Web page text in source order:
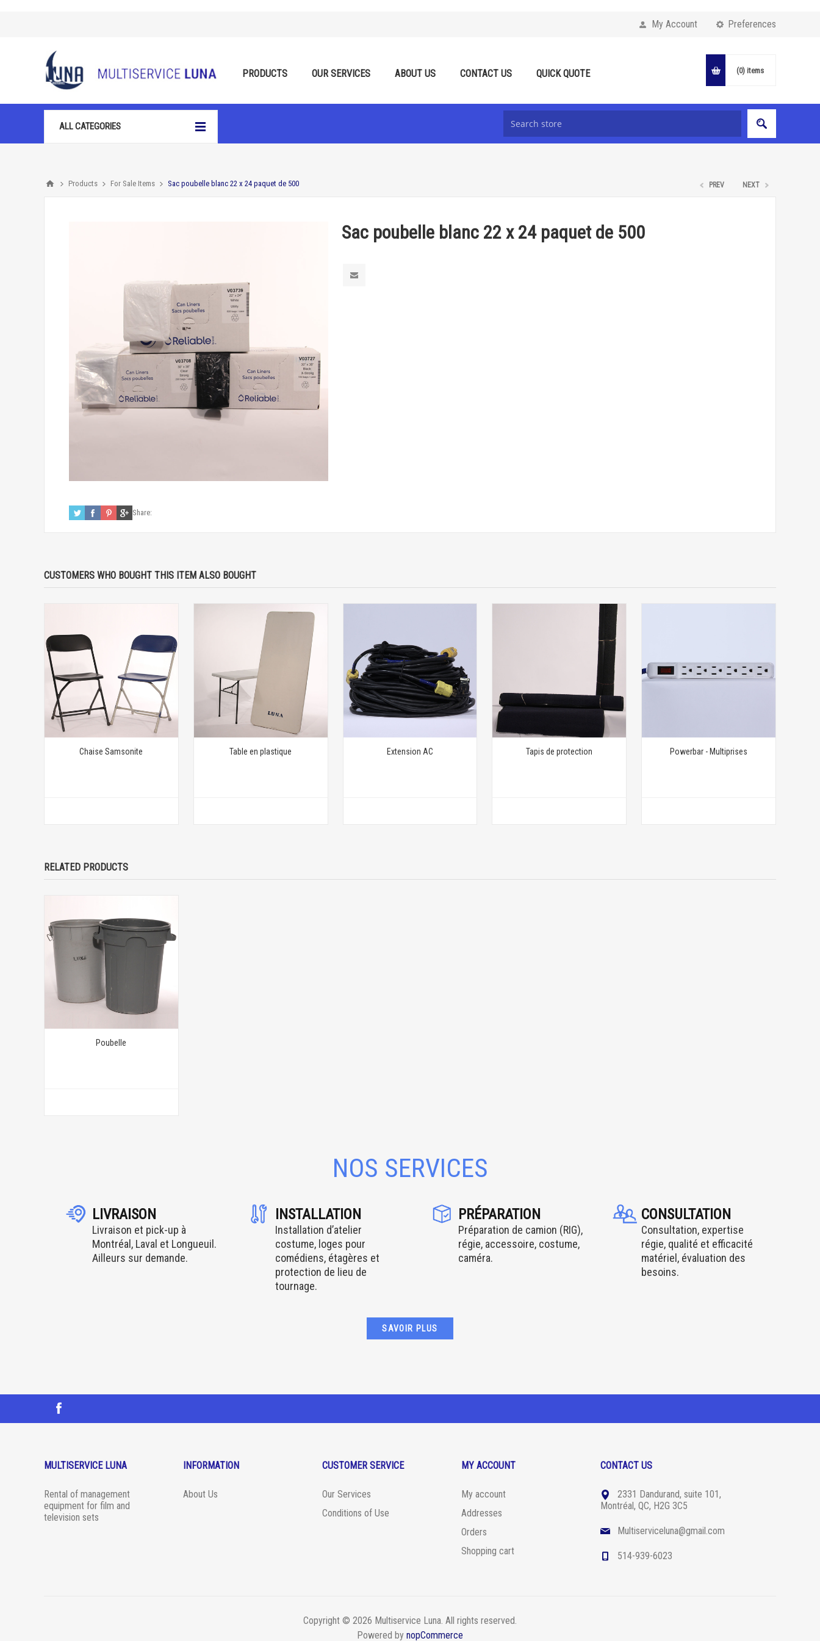
Preferences
My Account
PRODUCTS OUR SERVICES ABOUT US CONTACT US QUICK QUOTE (0) items
ALL CATEGORIES
Products For Sale Items Sac poubelle blanc 22 x 24 paquet de 500 PREV NEXT
Sac poubelle blanc 22 x 24 paquet de 500
Share:
CUSTOMERS WHO BOUGHT THIS ITEM ALSO BOUGHT
Chaise Samsonite Table en plastique Extension AC Tapis de protection Powerbar - Multiprises
RELATED PRODUCTS
Poubelle
NOS SERVICES
LIVRAISON
Livraison et pick-up à
Montréal, Laval et Longueuil.
Ailleurs sur demande.
INSTALLATION
Installation d’atelier
costume, loges pour
comédiens, étagères et
protection de lieu de
tournage.
PRÉPARATION
Préparation de camion (RIG),
régie, accessoire, costume,
caméra.
CONSULTATION
Consultation, expertise
régie, qualité et efficacité
matériel, évaluation des
besoins.
SAVOIR PLUS
MULTISERVICE LUNA
Rental of management
equipment for film and
television sets
INFORMATION
About Us
CUSTOMER SERVICE
Our Services
Conditions of Use
MY ACCOUNT
My account
Addresses
Orders
Shopping cart
CONTACT US
2331 Dandurand, suite 101,
Montréal, QC, H2G 3C5
Multiserviceluna@gmail.com
514-939-6023
Copyright © 2026 Multiservice Luna. All rights reserved.
Powered by nopCommerce